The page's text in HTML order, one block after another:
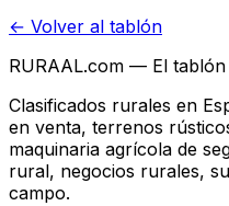
← Volver al tablón
RURAAL.com — El
Clasificados rurales en
en venta, terrenos
maquinaria agrícola de
rural, negocios rurales,
campo.